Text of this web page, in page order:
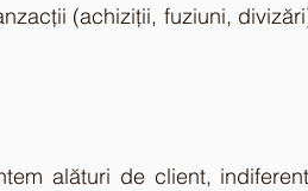
(achiziții, fuziuni,
alături de client,